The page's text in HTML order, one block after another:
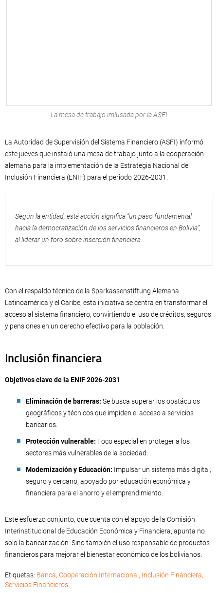
La mesa de trabajo imlusada por la ASFI
La Autoridad de Supervisión del Sistema Financiero (ASFI) informó
este jueves que instaló una mesa de trabajo junto a la cooperación
alemana para la implementación de la Estrategia Nacional de
Inclusión Financiera (ENIF) para el periodo 2026-2031.
Según la entidad, está acción significa “un paso fundamental
hacia la democratización de los servicios financieros en Bolivia”,
al liderar un foro sobre inserción financiera.
Con el respaldo técnico de la Sparkassenstiftung Alemana
Latinoamérica y el Caribe, esta iniciativa se centra en transformar el
acceso al sistema financiero, convirtiendo el uso de créditos, seguros
y pensiones en un derecho efectivo para la población.
Inclusión financiera
Objetivos clave de la ENIF 2026-2031
Eliminación de barreras: Se busca superar los obstáculos
geográficos y técnicos que impiden el acceso a servicios
bancarios.
Protección vulnerable: Foco especial en proteger a los
sectores más vulnerables de la sociedad.
Modernización y Educación: Impulsar un sistema más digital,
seguro y cercano, apoyado por educación económica y
financiera para el ahorro y el emprendimiento.
Este esfuerzo conjunto, que cuenta con el apoyo de la Comisión
Interinstitucional de Educación Económica y Financiera, apunta no
solo la bancarización. Sino también el uso responsable de productos
financieros para mejorar el bienestar económico de los bolivianos.
Etiquetas: Banca, Cooperación Internacional , Inclusión Financiera,
Servicios Financieros